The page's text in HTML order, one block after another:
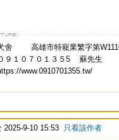
犬舍 高雄市特寵業繁
９１０７０１３５5 蘇先生
www.0910701355.tw/
2025-9-10 15:53 只看該作者